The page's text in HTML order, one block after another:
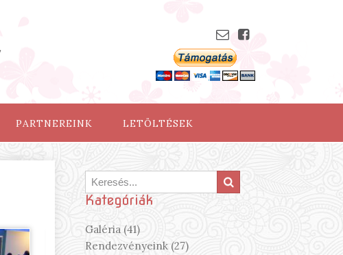
PARTNEREINK LETÖLTÉSEK
Kategóriák
Galéria (41)
Rendezvényeink (27)